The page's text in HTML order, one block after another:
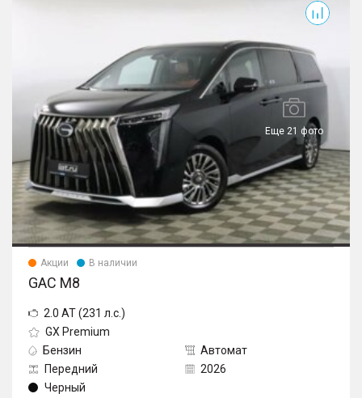
Еще 21 фото
Акции В наличии
GAC M8
2.0 AT (231 л.с.)
GX Premium
Бензин
Автомат
Передний
2026
Черный